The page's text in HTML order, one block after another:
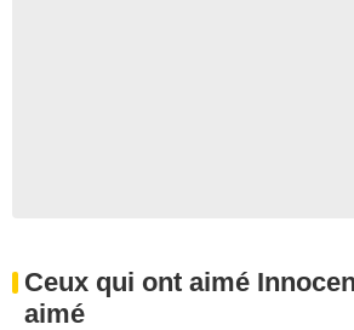
Ceux qui ont aimé
aimé